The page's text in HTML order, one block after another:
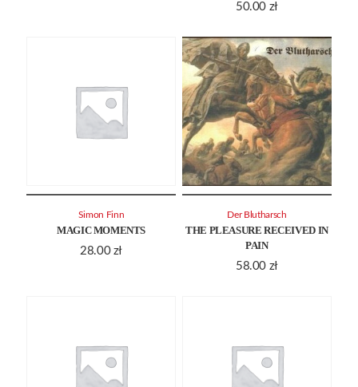
50.00 zł
MAGIC MOMENTS
28.00 zł
Simon Finn
THE PLEASURE RECEIVED IN
PAIN
58.00 zł
Der Blutharsch